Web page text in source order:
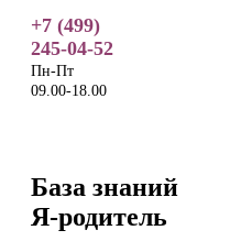
+7 (499)
245-04-52
Пн-Пт
09.00-18.00
База знаний
Я-родитель